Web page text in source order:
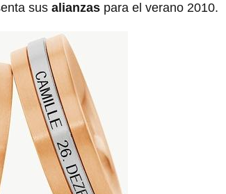
sus alianzas para el verano 2010.